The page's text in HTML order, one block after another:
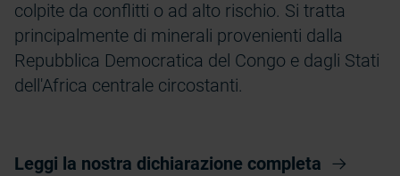
colpite da conflitti o ad alto rischio. Si tratta
principalmente di minerali provenienti dalla
Repubblica Democratica del Congo e dagli Stati
dell'Africa centrale circostanti.
Leggi la nostra dichiarazione completa